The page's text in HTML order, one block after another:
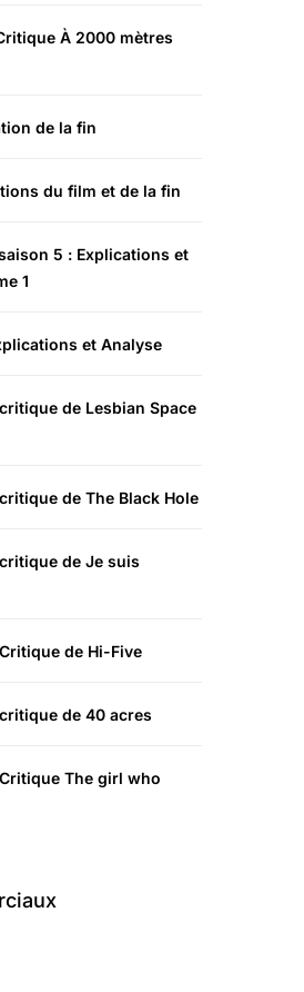
À 2000 mètres
de la fin
du film et de la fin
5 : Explications et
1
et Analyse
de Lesbian Space
de The Black Hole
de Je suis
de Hi-Five
de 40 acres
The girl who